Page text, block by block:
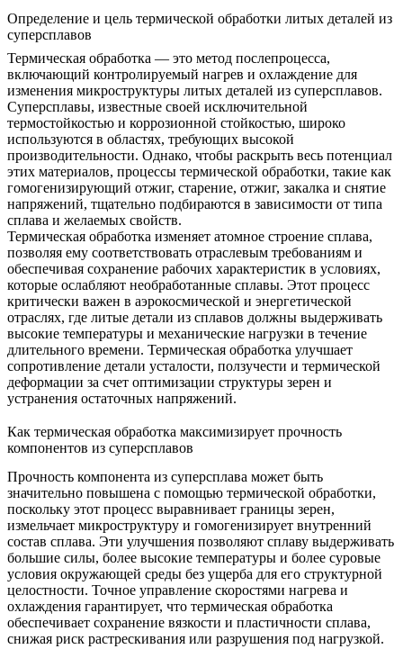
Определение и цель термической обработки литых деталей из
суперсплавов
Термическая обработка — это метод послепроцесса,
включающий контролируемый нагрев и охлаждение для
изменения микроструктуры литых деталей из суперсплавов.
Суперсплавы, известные своей исключительной
термостойкостью и коррозионной стойкостью, широко
используются в областях, требующих высокой
производительности. Однако, чтобы раскрыть весь потенциал
этих материалов, процессы термической обработки, такие как
гомогенизирующий отжиг, старение, отжиг, закалка и снятие
напряжений, тщательно подбираются в зависимости от типа
сплава и желаемых свойств.
Термическая обработка изменяет атомное строение сплава,
позволяя ему соответствовать отраслевым требованиям и
обеспечивая сохранение рабочих характеристик в условиях,
которые ослабляют необработанные сплавы. Этот процесс
критически важен в аэрокосмической и энергетической
отраслях, где литые детали из сплавов должны выдерживать
высокие температуры и механические нагрузки в течение
длительного времени. Термическая обработка улучшает
сопротивление детали усталости, ползучести и термической
деформации за счет оптимизации структуры зерен и
устранения остаточных напряжений.
Как термическая обработка максимизирует прочность
компонентов из суперсплавов
Прочность компонента из суперсплава может быть
значительно повышена с помощью термической обработки,
поскольку этот процесс выравнивает границы зерен,
измельчает микроструктуру и гомогенизирует внутренний
состав сплава. Эти улучшения позволяют сплаву выдерживать
большие силы, более высокие температуры и более суровые
условия окружающей среды без ущерба для его структурной
целостности. Точное управление скоростями нагрева и
охлаждения гарантирует, что термическая обработка
обеспечивает сохранение вязкости и пластичности сплава,
снижая риск растрескивания или разрушения под нагрузкой.